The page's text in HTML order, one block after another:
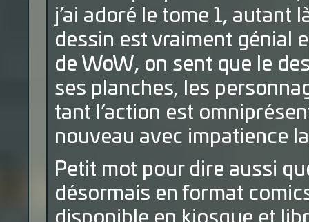
j’ai adoré le tome 1, autant
dessin est vraiment génial
de WoW, on sent que le
ses planches, les
tant l’action est
nouveau avec impatience
Petit mot pour dire aussi
désormais en format